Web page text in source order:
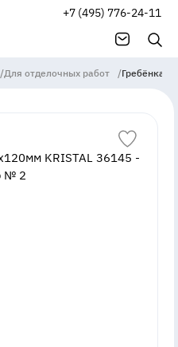
+7 (495) 776-24-11
/Для отделочных работ /Гребёнка